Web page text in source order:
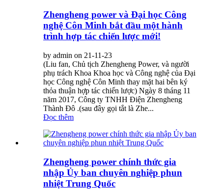
Zhengheng power và Đại học Công
nghệ Côn Minh bắt đầu một hành
trình hợp tác chiến lược mới!
by admin on 21-11-23
(Liu fan, Chủ tịch Zhengheng Power, và người
phụ trách Khoa Khoa học và Công nghệ của Đại
học Công nghệ Côn Minh thay mặt hai bên ký
thỏa thuận hợp tác chiến lược) Ngày 8 tháng 11
năm 2017, Công ty TNHH Điện Zhengheng
Thành Đô .(sau đây gọi tắt là Zhe...
Đọc thêm
Zhengheng power chính thức gia
nhập Ủy ban chuyên nghiệp phun
nhiệt Trung Quốc